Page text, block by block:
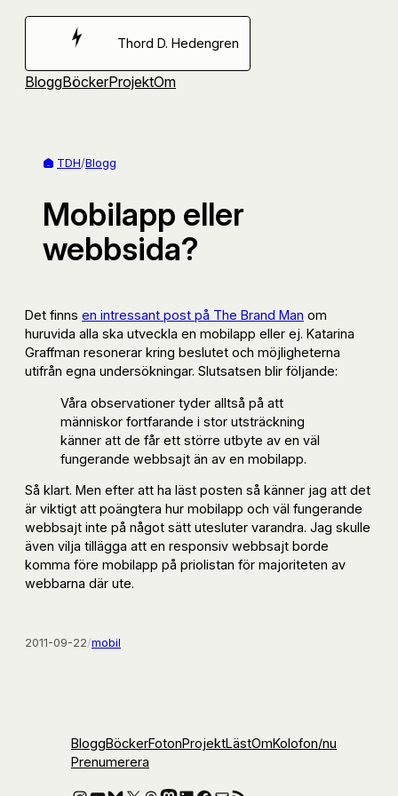
Hoppa
Thord D. Hedengren
BloggBöckerProjektOm
TDH/Blogg
Mobilapp eller
webbsida?
Det finns en intressant post på The Brand Man om
huruvida alla ska utveckla en mobilapp eller ej. Katarina
Graffman resonerar kring beslutet och möjligheterna
utifrån egna undersökningar. Slutsatsen blir följande:
Våra observationer tyder alltså på att
människor fortfarande i stor utsträckning
känner att de får ett större utbyte av en väl
fungerande webbsajt än av en mobilapp.
Så klart. Men efter att ha läst posten så känner jag att det
är viktigt att poängtera hur mobilapp och väl fungerande
webbsajt inte på något sätt utesluter varandra. Jag skulle
även vilja tillägga att en responsiv webbsajt borde
komma före mobilapp på priolistan för majoriteten av
webbarna där ute.
2011-09-22/mobil
BloggBöckerFotonProjektLästOmKolofon/nu
Prenumerera